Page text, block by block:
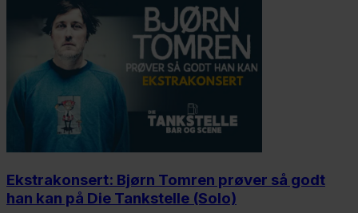
Ekstrakonsert: Bjørn Tomren prøver så godt
han kan på Die Tankstelle (Solo)